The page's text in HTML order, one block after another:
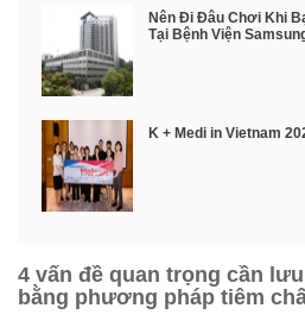
Nên Đi Đâu Chơi Khi
Tại Bệnh Viện
K + Medi in Vietnam
4 vấn đề quan trọng cần
bằng phương pháp tiêm